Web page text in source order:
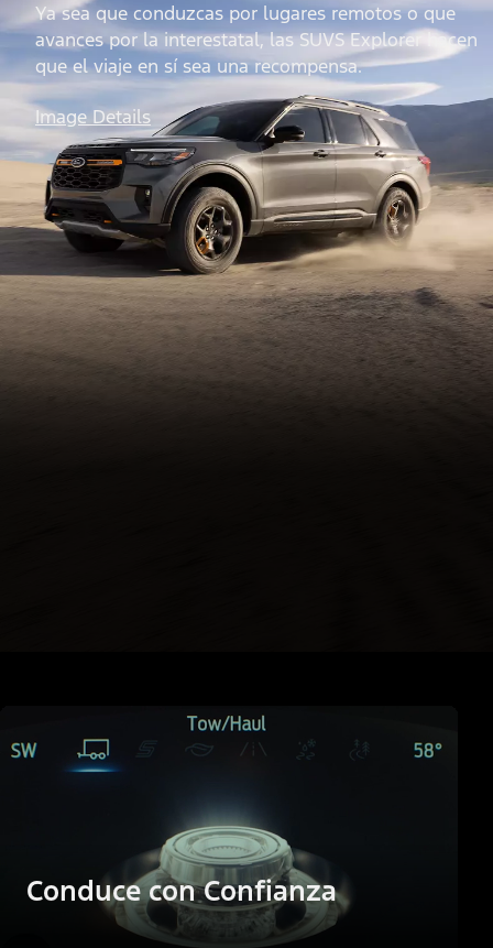
Ya sea que conduzcas por lugares remotos o que
avances por la interestatal, las SUVS Explorer hacen
que el viaje en sí sea una recompensa.
Image Details
Conduce con Confianza